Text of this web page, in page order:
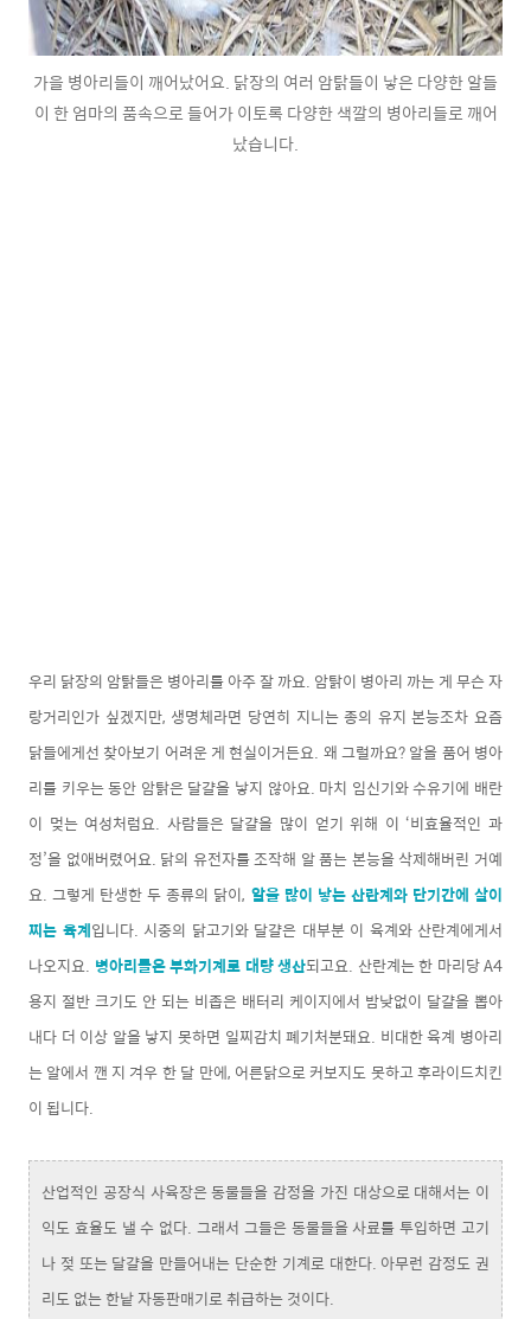
가을 병아리들이 깨어났어요. 닭장의 여러 암탉들이 낳은 다양한 알들
이 한 엄마의 품속으로 들어가 이토록 다양한 색깔의 병아리들로 깨어
났습니다.
우리 닭장의 암탉들은 병아리를 아주 잘 까요. 암탉이 병아리 까는 게 무슨 자
랑거리인가 싶겠지만, 생명체라면 당연히 지니는 종의 유지 본능조차 요즘
닭들에게선 찾아보기 어려운 게 현실이거든요. 왜 그럴까요? 알을 품어 병아
리를 키우는 동안 암탉은 달걀을 낳지 않아요. 마치 임신기와 수유기에 배란
이 멎는 여성처럼요. 사람들은 달걀을 많이 얻기 위해 이 ‘비효율적인 과
정’을 없애버렸어요. 닭의 유전자를 조작해 알 품는 본능을 삭제해버린 거예
요. 그렇게 탄생한 두 종류의 닭이, 알을 많이 낳는 산란계와 단기간에 살이
찌는 육계입니다. 시중의 닭고기와 달걀은 대부분 이 육계와 산란계에게서
나오지요. 병아리들은 부화기계로 대량 생산되고요. 산란계는 한 마리당 A4
용지 절반 크기도 안 되는 비좁은 배터리 케이지에서 밤낮없이 달걀을 뽑아
내다 더 이상 알을 낳지 못하면 일찌감치 폐기처분돼요. 비대한 육계 병아리
는 알에서 깬 지 겨우 한 달 만에, 어른닭으로 커보지도 못하고 후라이드치킨
이 됩니다.
산업적인 공장식 사육장은 동물들을 감정을 가진 대상으로 대해서는 이
익도 효율도 낼 수 없다. 그래서 그들은 동물들을 사료를 투입하면 고기
나 젖 또는 달걀을 만들어내는 단순한 기계로 대한다. 아무런 감정도 권
리도 없는 한낱 자동판매기로 취급하는 것이다.